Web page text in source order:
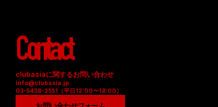
Contact
clubasiaに関するお問い合わせ
info@clubasia.jp
03-5458-2551（平日12:00〜18:00）